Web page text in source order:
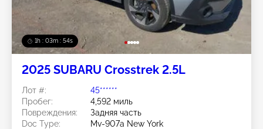
1h : 03m : 51s
2025 SUBARU Crosstrek 2.5L
Лот #:
45******
Пробег:
4,592 миль
Повреждения:
Задняя часть
Doc Type:
Mv-907a New York